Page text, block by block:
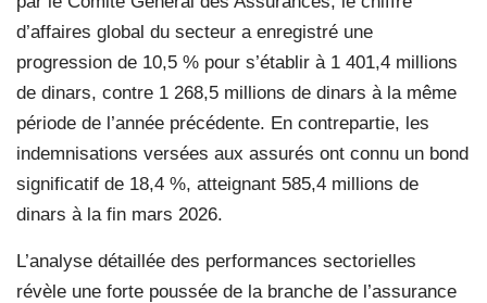
d’affaires global du secteur a enregistré une
progression de 10,5 % pour s’établir à 1 401,4 millions
de dinars, contre 1 268,5 millions de dinars à la même
période de l’année précédente. En contrepartie, les
indemnisations versées aux assurés ont connu un bond
significatif de 18,4 %, atteignant 585,4 millions de
dinars à la fin mars 2026.
L’analyse détaillée des performances sectorielles
révèle une forte poussée de la branche de l’assurance